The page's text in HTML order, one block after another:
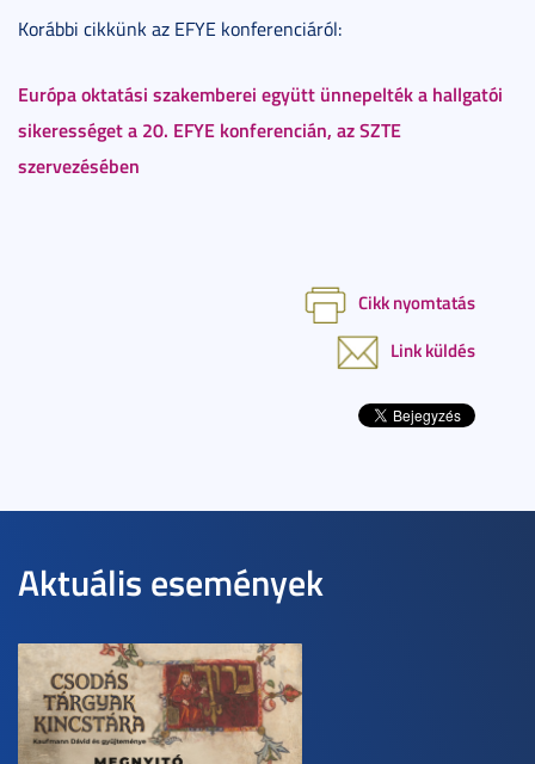
Korábbi cikkünk az EFYE konferenciáról:
Európa oktatási szakemberei együtt ünnepelték a hallgatói
sikerességet a 20. EFYE konferencián, az SZTE
szervezésében
Cikk nyomtatás
Link küldés
Aktuális események